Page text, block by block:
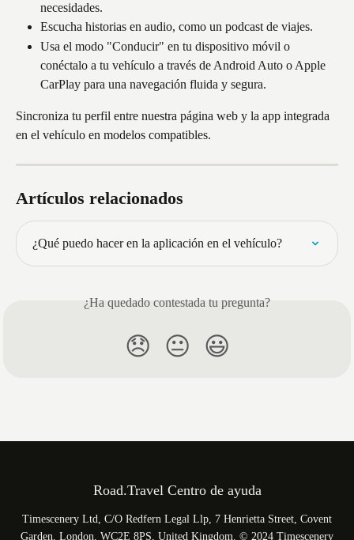
necesidades.
Escucha historias en audio, como un podcast de viajes.
Usa el modo "Conducir" en tu dispositivo móvil o
conéctalo a tu vehículo a través de Android Auto o Apple
CarPlay para una navegación fluida y segura.
Sincroniza tu perfil entre nuestra página web y la app integrada
en el vehículo en modelos compatibles.
Artículos relacionados
¿Qué puedo hacer en la aplicación en el vehículo?
¿Ha quedado contestada tu pregunta?
😞 😐 😃
Road.Travel Centro de ayuda
Timescenery Ltd, C/O Redfern Legal Llp, 7 Henrietta Street, Covent
Garden, London, WC2E 8PS, United Kingdom. © 2024 Timescenery